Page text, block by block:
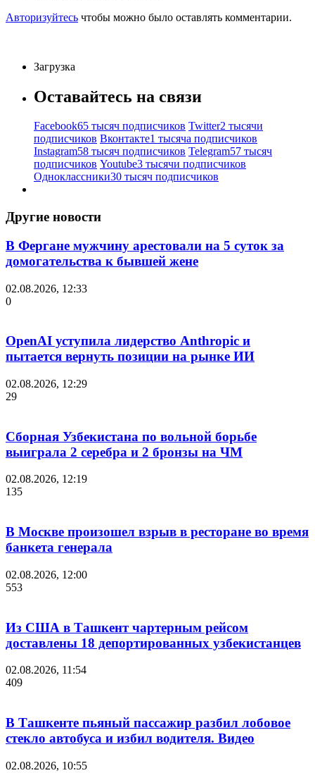
Авторизуйтесь чтобы можно было оставлять комментарии.
Загрузка
Оставайтесь на связи
Facebook65 тысяч подписчиков Twitter2 тысячи
подписчиков Вконтакте1 тысяча подписчиков
Instagram58 тысяч подписчиков Telegram57 тысяч
подписчиков Youtube3 тысячи подписчиков
Одноклассники30 тысяч подписчиков
Другие новости
В Фергане мужчину арестовали на 5 суток за
домогательства к бывшей жене
02.08.2026, 12:33
0
OpenAI уступила лидерство Anthropic и
пытается вернуть позиции на рынке ИИ
02.08.2026, 12:29
29
Сборная Узбекистана по вольной борьбе
выиграла 2 серебра и 2 бронзы на ЧМ
02.08.2026, 12:19
135
В Москве произошел взрыв в ресторане во время
банкета генерала
02.08.2026, 12:00
553
Из США в Ташкент чартерным рейсом
доставлены 18 депортированных узбекистанцев
02.08.2026, 11:54
409
В Ташкенте пьяный пассажир разбил лобовое
стекло автобуса и избил водителя. Видео
02.08.2026, 10:55